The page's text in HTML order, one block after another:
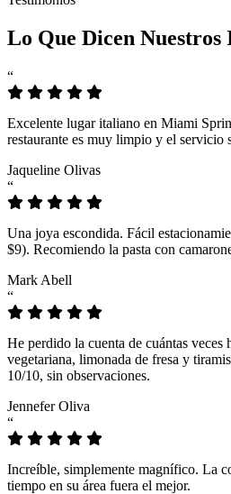
Lo Que Dicen Nuestros
“
Excelente lugar italiano en Miami
restaurante es muy limpio y el servicio
Jaqueline Olivas
“
Una joya escondida. Fácil
$9). Recomiendo la pasta con
Mark Abell
“
He perdido la cuenta de cuántas
vegetariana, limonada de fresa y
10/10, sin observaciones.
Jennefer Oliva
“
Increíble, simplemente magnífico. La
tiempo en su área fuera el mejor.